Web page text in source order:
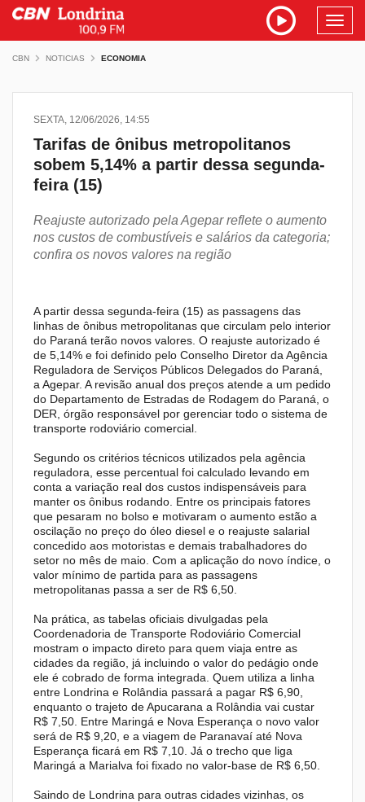
CBN NOTICIAS ECONOMIA
SEXTA, 12/06/2026, 14:55
Tarifas de ônibus metropolitanos
sobem 5,14% a partir dessa segunda-
feira (15)
Reajuste autorizado pela Agepar reflete o aumento
nos custos de combustíveis e salários da categoria;
confira os novos valores na região
A partir dessa segunda-feira (15) as passagens das
linhas de ônibus metropolitanas que circulam pelo interior
do Paraná terão novos valores. O reajuste autorizado é
de 5,14% e foi definido pelo Conselho Diretor da Agência
Reguladora de Serviços Públicos Delegados do Paraná,
a Agepar. A revisão anual dos preços atende a um pedido
do Departamento de Estradas de Rodagem do Paraná, o
DER, órgão responsável por gerenciar todo o sistema de
transporte rodoviário comercial.
Segundo os critérios técnicos utilizados pela agência
reguladora, esse percentual foi calculado levando em
conta a variação real dos custos indispensáveis para
manter os ônibus rodando. Entre os principais fatores
que pesaram no bolso e motivaram o aumento estão a
oscilação no preço do óleo diesel e o reajuste salarial
concedido aos motoristas e demais trabalhadores do
setor no mês de maio. Com a aplicação do novo índice, o
valor mínimo de partida para as passagens
metropolitanas passa a ser de R$ 6,50.
Na prática, as tabelas oficiais divulgadas pela
Coordenadoria de Transporte Rodoviário Comercial
mostram o impacto direto para quem viaja entre as
cidades da região, já incluindo o valor do pedágio onde
ele é cobrado de forma integrada. Quem utiliza a linha
entre Londrina e Rolândia passará a pagar R$ 6,90,
enquanto o trajeto de Apucarana a Rolândia vai custar
R$ 7,50. Entre Maringá e Nova Esperança o novo valor
será de R$ 9,20, e a viagem de Paranavaí até Nova
Esperança ficará em R$ 7,10. Já o trecho que liga
Maringá a Marialva foi fixado no valor-base de R$ 6,50.
Saindo de Londrina para outras cidades vizinhas, os